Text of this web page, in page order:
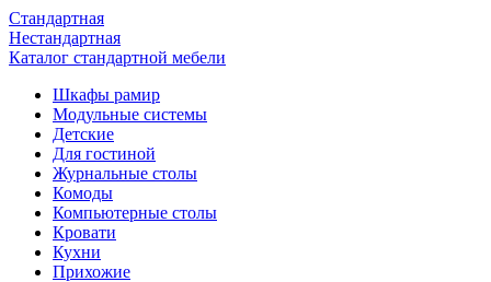
Стандартная
Нестандартная
Каталог стандартной мебели
Шкафы рамир
Модульные системы
Детские
Для гостиной
Журнальные столы
Комоды
Компьютерные столы
Кровати
Кухни
Прихожие